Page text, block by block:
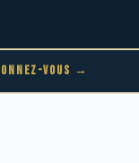
VOUS →